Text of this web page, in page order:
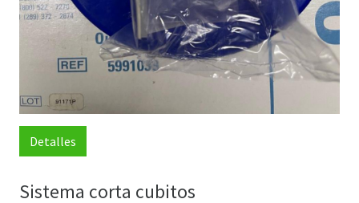
Detalles
Sistema corta cubitos